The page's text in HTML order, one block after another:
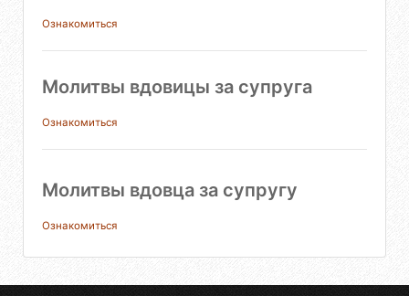
Ознакомиться
Молитвы вдовицы за супруга
Ознакомиться
Молитвы вдовца за супругу
Ознакомиться